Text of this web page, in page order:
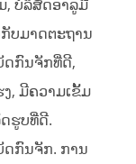
, ບໍລິສັດອາລູມີ
ບມາດຕະຖານ
ດກົນຈັກທີ່ດີ,
, ມີຄວາມເຂັ້ມ
ຮູບທີ່ດີ.
ກົນຈັກ. ການ